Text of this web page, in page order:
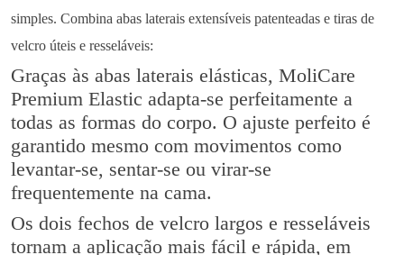
simples. Combina abas laterais extensíveis patenteadas e tiras de
velcro úteis e resseláveis:
Graças às abas laterais elásticas, MoliCare
Premium Elastic adapta-se perfeitamente a
todas as formas do corpo. O ajuste perfeito é
garantido mesmo com movimentos como
levantar-se, sentar-se ou virar-se
frequentemente na cama.
Os dois fechos de velcro largos e resseláveis
tornam a aplicação mais fácil e rápida, em